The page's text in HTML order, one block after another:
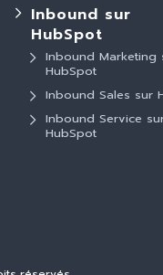
Inbound sur
HubSpot
Inbound Marketing
HubSpot
Inbound Sales sur
Inbound Service
HubSpot